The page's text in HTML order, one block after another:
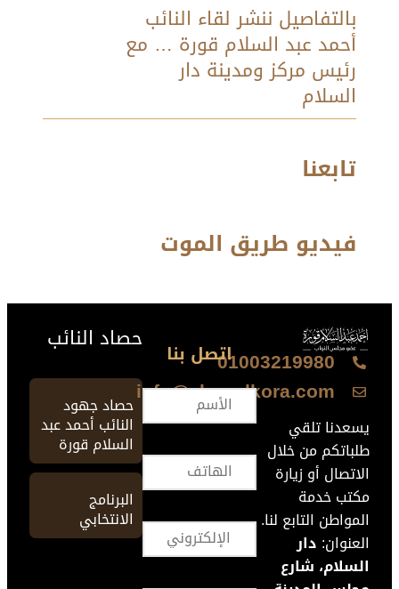
بالتفاصيل ننشر لقاء النائب
أحمد عبد السلام قورة … مع
رئيس مركز ومدينة دار
السلام
تابعنا
فيديو طريق الموت
01003219980
info@ahmedkora.com
يسعدنا تلقي
طلباتكم من خلال
الاتصال أو زيارة
مكتب خدمة
المواطن التابع لنا.
العنوان: دار
السلام، شارع
اتصل بنا حصاد النائب
حصاد جهود
النائب أحمد عبد
السلام قورة
البرنامج
الانتخابي